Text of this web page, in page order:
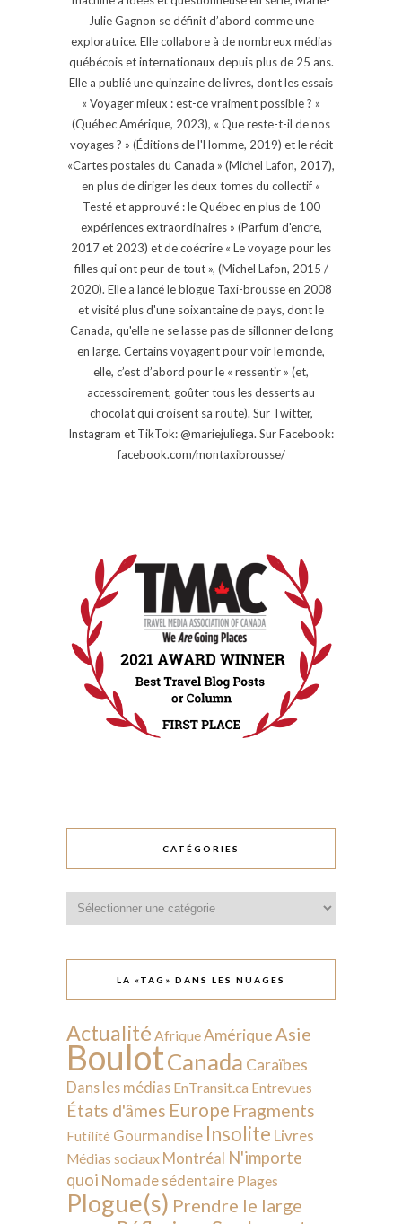
Julie Gagnon se définit d’abord comme une
exploratrice. Elle collabore à de nombreux médias
québécois et internationaux depuis plus de 25 ans.
Elle a publié une quinzaine de livres, dont les essais
« Voyager mieux : est-ce vraiment possible ? »
(Québec Amérique, 2023), « Que reste-t-il de nos
voyages ? » (Éditions de l'Homme, 2019) et le récit
«Cartes postales du Canada » (Michel Lafon, 2017),
en plus de diriger les deux tomes du collectif «
Testé et approuvé : le Québec en plus de 100
expériences extraordinaires » (Parfum d'encre,
2017 et 2023) et de coécrire « Le voyage pour les
filles qui ont peur de tout », (Michel Lafon, 2015 /
2020). Elle a lancé le blogue Taxi-brousse en 2008
et visité plus d'une soixantaine de pays, dont le
Canada, qu'elle ne se lasse pas de sillonner de long
en large. Certains voyagent pour voir le monde,
elle, c’est d’abord pour le « ressentir » (et,
accessoirement, goûter tous les desserts au
chocolat qui croisent sa route). Sur Twitter,
Instagram et TikTok: @mariejuliega. Sur Facebook:
facebook.com/montaxibrousse/
CATÉGORIES
LA «TAG» DANS LES NUAGES
Actualité AfriqueAmérique Asie
BoulotCanada Caraïbes
Dans les médias EnTransit.ca Entrevues
États d'âmes Europe Fragments
Futilité Gourmandise Insolite Livres
Médias sociaux Montréal N'importe
quoi Nomade sédentaire Plages
Plogue(s) Prendre le large